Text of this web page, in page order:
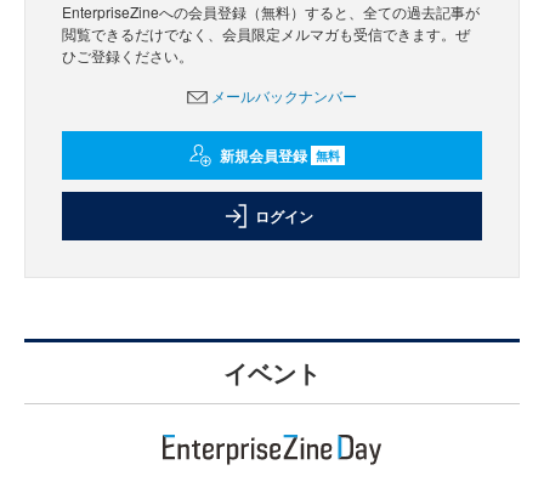
EnterpriseZineへの会員登録（無料）すると、全ての過去記事が
閲覧できるだけでなく、会員限定メルマガも受信できます。ぜ
ひご登録ください。
メールバックナンバー
新規会員登録 無料
ログイン
イベント